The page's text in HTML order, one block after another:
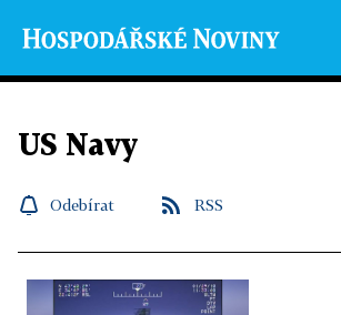
US Navy
Odebírat RSS